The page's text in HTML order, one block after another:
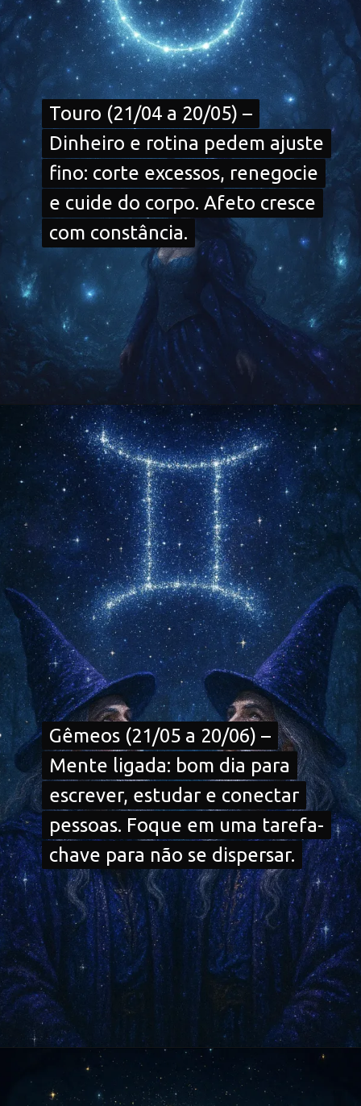
Touro (21/04 a 20/05) –
Dinheiro e rotina pedem ajuste
fino: corte excessos, renegocie
e cuide do corpo. Afeto cresce
com constância.
Touro (21/04 a 20/05) –
Dinheiro e rotina pedem ajuste
fino: corte excessos, renegocie
e cuide do corpo. Afeto cresce
com constância.
Openinghttps://falaregional.com.br/?s=hor%C3%B3scopo
Gêmeos (21/05 a 20/06) –
Mente ligada: bom dia para
escrever, estudar e conectar
pessoas. Foque em uma tarefa-
chave para não se dispersar.
Gêmeos (21/05 a 20/06) –
Mente ligada: bom dia para
escrever, estudar e conectar
pessoas. Foque em uma tarefa-
chave para não se dispersar.
Opening https://falaregional.com.br/?s=hor%C3%B3scopo